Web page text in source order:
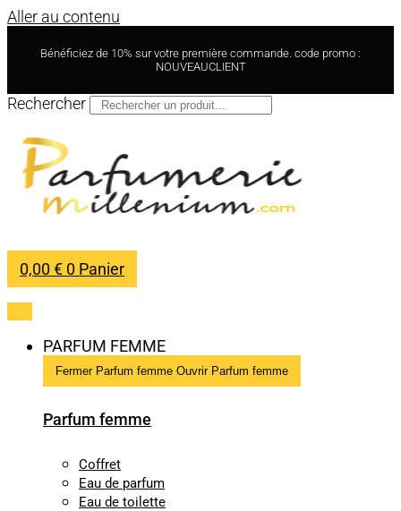
Aller au contenu
Bénéficiez de 10% sur votre première commande. code promo :
NOUVEAUCLIENT
Rechercher
0,00€ 0 Panier
PARFUM FEMME
Fermer Parfum femme Ouvrir Parfum femme
Parfum femme
Coffret
Eau de parfum
Eau de toilette